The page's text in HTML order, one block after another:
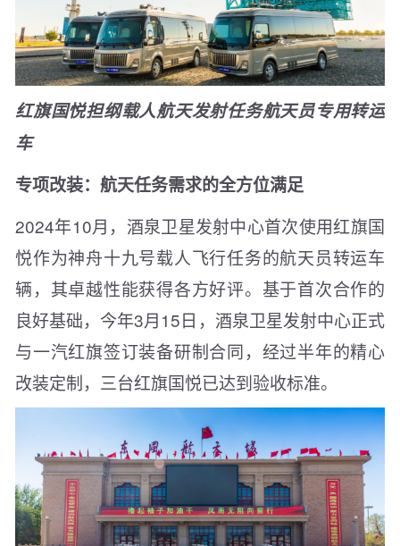
红旗国悦担纲载人航天发射任务航天员专用转运
车
专项改装：航天任务需求的全方位满足
2024年10月，酒泉卫星发射中心首次使用红旗国
悦作为神舟十九号载人飞行任务的航天员转运车
辆，其卓越性能获得各方好评。基于首次合作的
良好基础，今年3月15日，酒泉卫星发射中心正式
与一汽红旗签订装备研制合同，经过半年的精心
改装定制，三台红旗国悦已达到验收标准。